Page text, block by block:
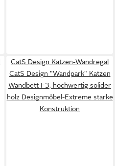
CatS Design Katzen-Wandregal
CatS Design "Wandpark" Katzen
Wandbett F3, hochwertig solider
holz Designmöbel-Extreme starke
Konstruktion